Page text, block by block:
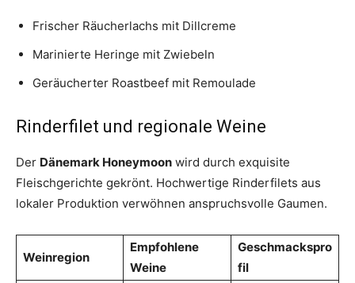
Frischer Räucherlachs mit Dillcreme
Marinierte Heringe mit Zwiebeln
Geräucherter Roastbeef mit Remoulade
Rinderfilet und regionale Weine
Der Dänemark Honeymoon wird durch exquisite
Fleischgerichte gekrönt. Hochwertige Rinderfilets aus
lokaler Produktion verwöhnen anspruchsvolle Gaumen.
Weinregion
Empfohlene
Weine
Geschmackspro
fil